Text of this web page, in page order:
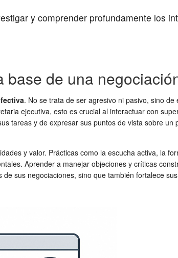
y comprender profundamente los
de una
. No se trata de ser agresivo ni pasivo, sino
ejecutiva, esto es crucial al interactuar con
tareas y de expresar sus puntos de vista sobre
y valor. Prácticas como la escucha activa, la
Aprender a manejar objeciones y críticas
sus negociaciones, sino que también fortalece